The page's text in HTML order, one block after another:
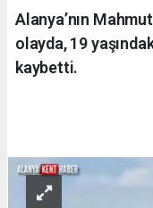
Alanya’nın
olayda, 19
kaybetti.